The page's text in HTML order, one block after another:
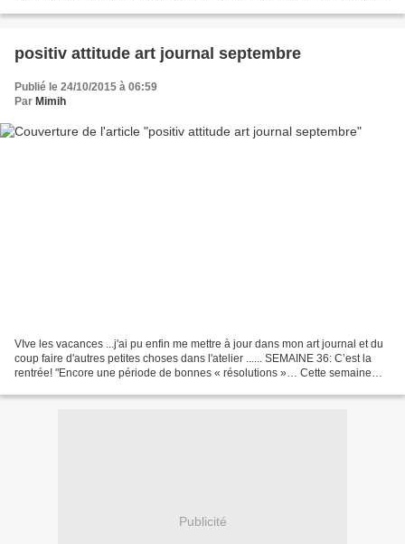
positiv attitude art journal septembre
Publié le 24/10/2015 à 06:59
Par Mimih
VIve les vacances ...j'ai pu enfin me mettre à jour dans mon art journal et du
coup faire d'autres petites choses dans l'atelier ...... SEMAINE 36: C’est la
rentrée! "Encore une période de bonnes « résolutions »… Cette semaine
Publicité